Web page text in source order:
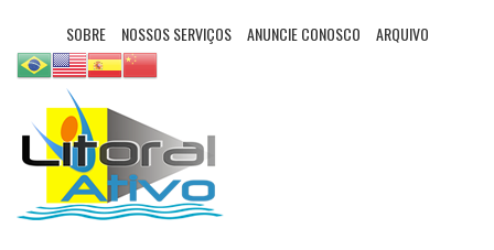
SOBRE NOSSOS SERVIÇOS ANUNCIE CONOSCO ARQUIVO